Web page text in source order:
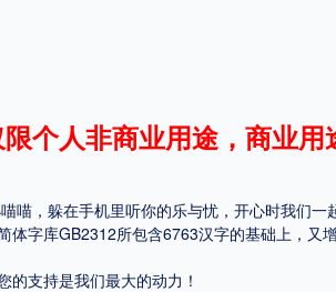
个人非商业用途，商业
喵，躲在手机里听你的乐与忧，开心时我们
体字库GB2312所包含6763汉字的基础上，
的支持是我们最大的动力！